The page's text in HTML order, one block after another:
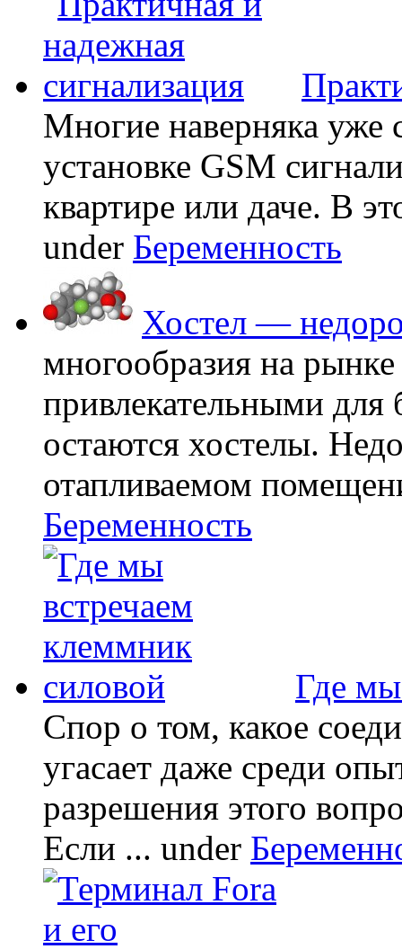
Многие наверняка уже
установке GSM
квартире или даче. В
under Беременность
Хостел —
многообразия на
привлекательными
остаются хостелы.
отапливаемом
Беременность
Где
Спор о том, какое
угасает даже среди
разрешения этого
Если ... under